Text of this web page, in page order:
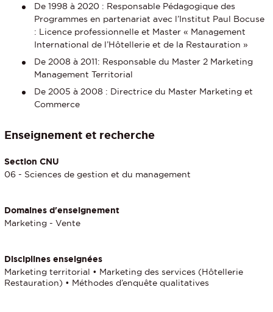
De 1998 à 2020 : Responsable Pédagogique des
Programmes en partenariat avec l’Institut Paul Bocuse
: Licence professionnelle et Master « Management
International de l’Hôtellerie et de la Restauration »
De 2008 à 2011: Responsable du Master 2 Marketing
Management Territorial
De 2005 à 2008 : Directrice du Master Marketing et
Commerce
Enseignement et recherche
Section CNU
06 - Sciences de gestion et du management
Domaines d'enseignement
Marketing - Vente
Disciplines enseignées
Marketing territorial • Marketing des services (Hôtellerie
Restauration) • Méthodes d’enquête qualitatives